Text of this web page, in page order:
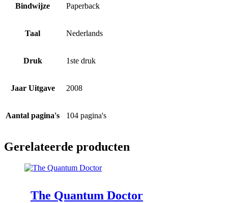
Bindwijze Paperback
Taal Nederlands
Druk 1ste druk
Jaar Uitgave 2008
Aantal pagina's 104 pagina's
Gerelateerde producten
The Quantum Doctor